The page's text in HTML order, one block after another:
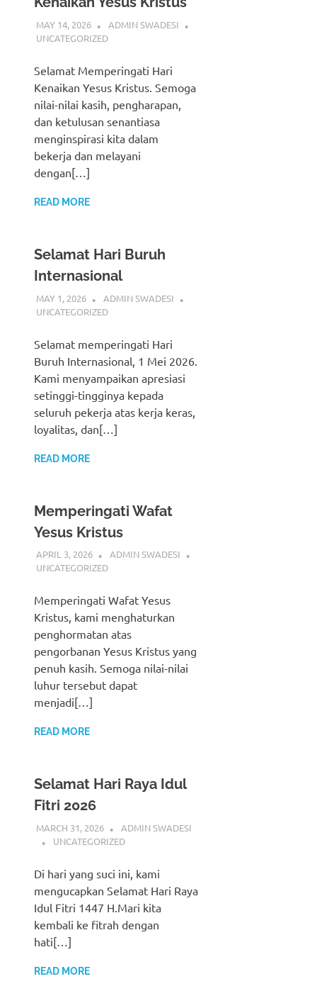
MAY 14, 2026
ADMIN SWADESI
UNCATEGORIZED
Selamat Memperingati Hari
Kenaikan Yesus Kristus. Semoga
nilai-nilai kasih, pengharapan,
dan ketulusan senantiasa
menginspirasi kita dalam
bekerja dan melayani
dengan[…]
READ MORE
Selamat Hari Buruh
Internasional
MAY 1, 2026
ADMIN SWADESI
UNCATEGORIZED
Selamat memperingati Hari
Buruh Internasional, 1 Mei 2026.
Kami menyampaikan apresiasi
setinggi-tingginya kepada
seluruh pekerja atas kerja keras,
loyalitas, dan[…]
READ MORE
Memperingati Wafat
Yesus Kristus
APRIL 3, 2026
ADMIN SWADESI
UNCATEGORIZED
Memperingati Wafat Yesus
Kristus, kami menghaturkan
penghormatan atas
pengorbanan Yesus Kristus yang
penuh kasih. Semoga nilai-nilai
luhur tersebut dapat
menjadi[…]
READ MORE
Selamat Hari Raya Idul
Fitri 2026
MARCH 31, 2026
ADMIN SWADESI
UNCATEGORIZED
Di hari yang suci ini, kami
mengucapkan Selamat Hari Raya
Idul Fitri 1447 H.Mari kita
kembali ke fitrah dengan
hati[…]
READ MORE